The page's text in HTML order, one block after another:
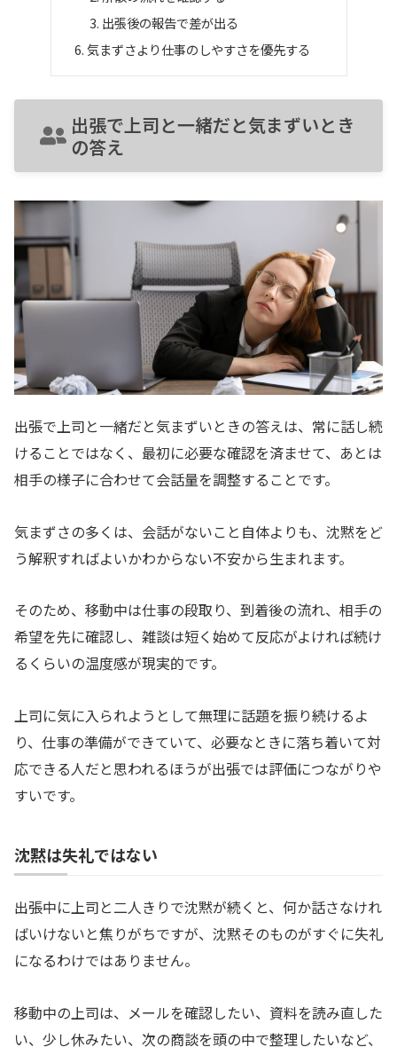
出張後の報告で差が出る
気まずさより仕事のしやすさを優先する
出張で上司と一緒だと気まずいとき
の答え
出張で上司と一緒だと気まずいときの答えは、常に話し続
けることではなく、最初に必要な確認を済ませて、あとは
相手の様子に合わせて会話量を調整することです。
気まずさの多くは、会話がないこと自体よりも、沈黙をど
う解釈すればよいかわからない不安から生まれます。
そのため、移動中は仕事の段取り、到着後の流れ、相手の
希望を先に確認し、雑談は短く始めて反応がよければ続け
るくらいの温度感が現実的です。
上司に気に入られようとして無理に話題を振り続けるよ
り、仕事の準備ができていて、必要なときに落ち着いて対
応できる人だと思われるほうが出張では評価につながりや
すいです。
沈黙は失礼ではない
出張中に上司と二人きりで沈黙が続くと、何か話さなけれ
ばいけないと焦りがちですが、沈黙そのものがすぐに失礼
になるわけではありません。
移動中の上司は、メールを確認したい、資料を読み直した
い、少し休みたい、次の商談を頭の中で整理したいなど、